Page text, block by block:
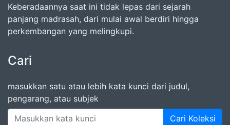
Keberadaannya saat ini tidak lepas dari sejarah
panjang madrasah, dari mulai awal berdiri hingga
perkembangan yang melingkupi.
Cari
masukkan satu atau lebih kata kunci dari judul,
pengarang, atau subjek
Cari Koleksi